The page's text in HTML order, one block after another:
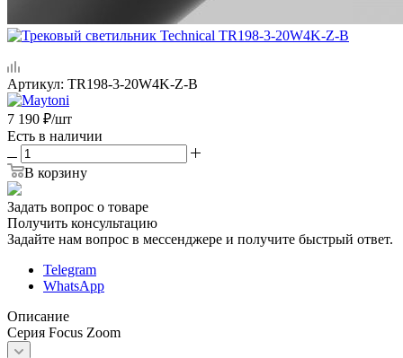
Артикул: TR198-3-20W4K-Z-B
7 190 ₽/шт
Есть в наличии
В корзину
Задать вопрос о товаре
Получить консультацию
Задайте нам вопрос в мессенджере и получите быстрый ответ.
Telegram
WhatsApp
Описание
Серия Focus Zoom